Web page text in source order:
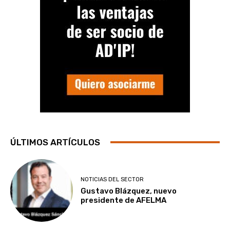
ÚLTIMOS ARTÍCULOS
NOTICIAS DEL SECTOR
Gustavo Blázquez, nuevo
presidente de AFELMA